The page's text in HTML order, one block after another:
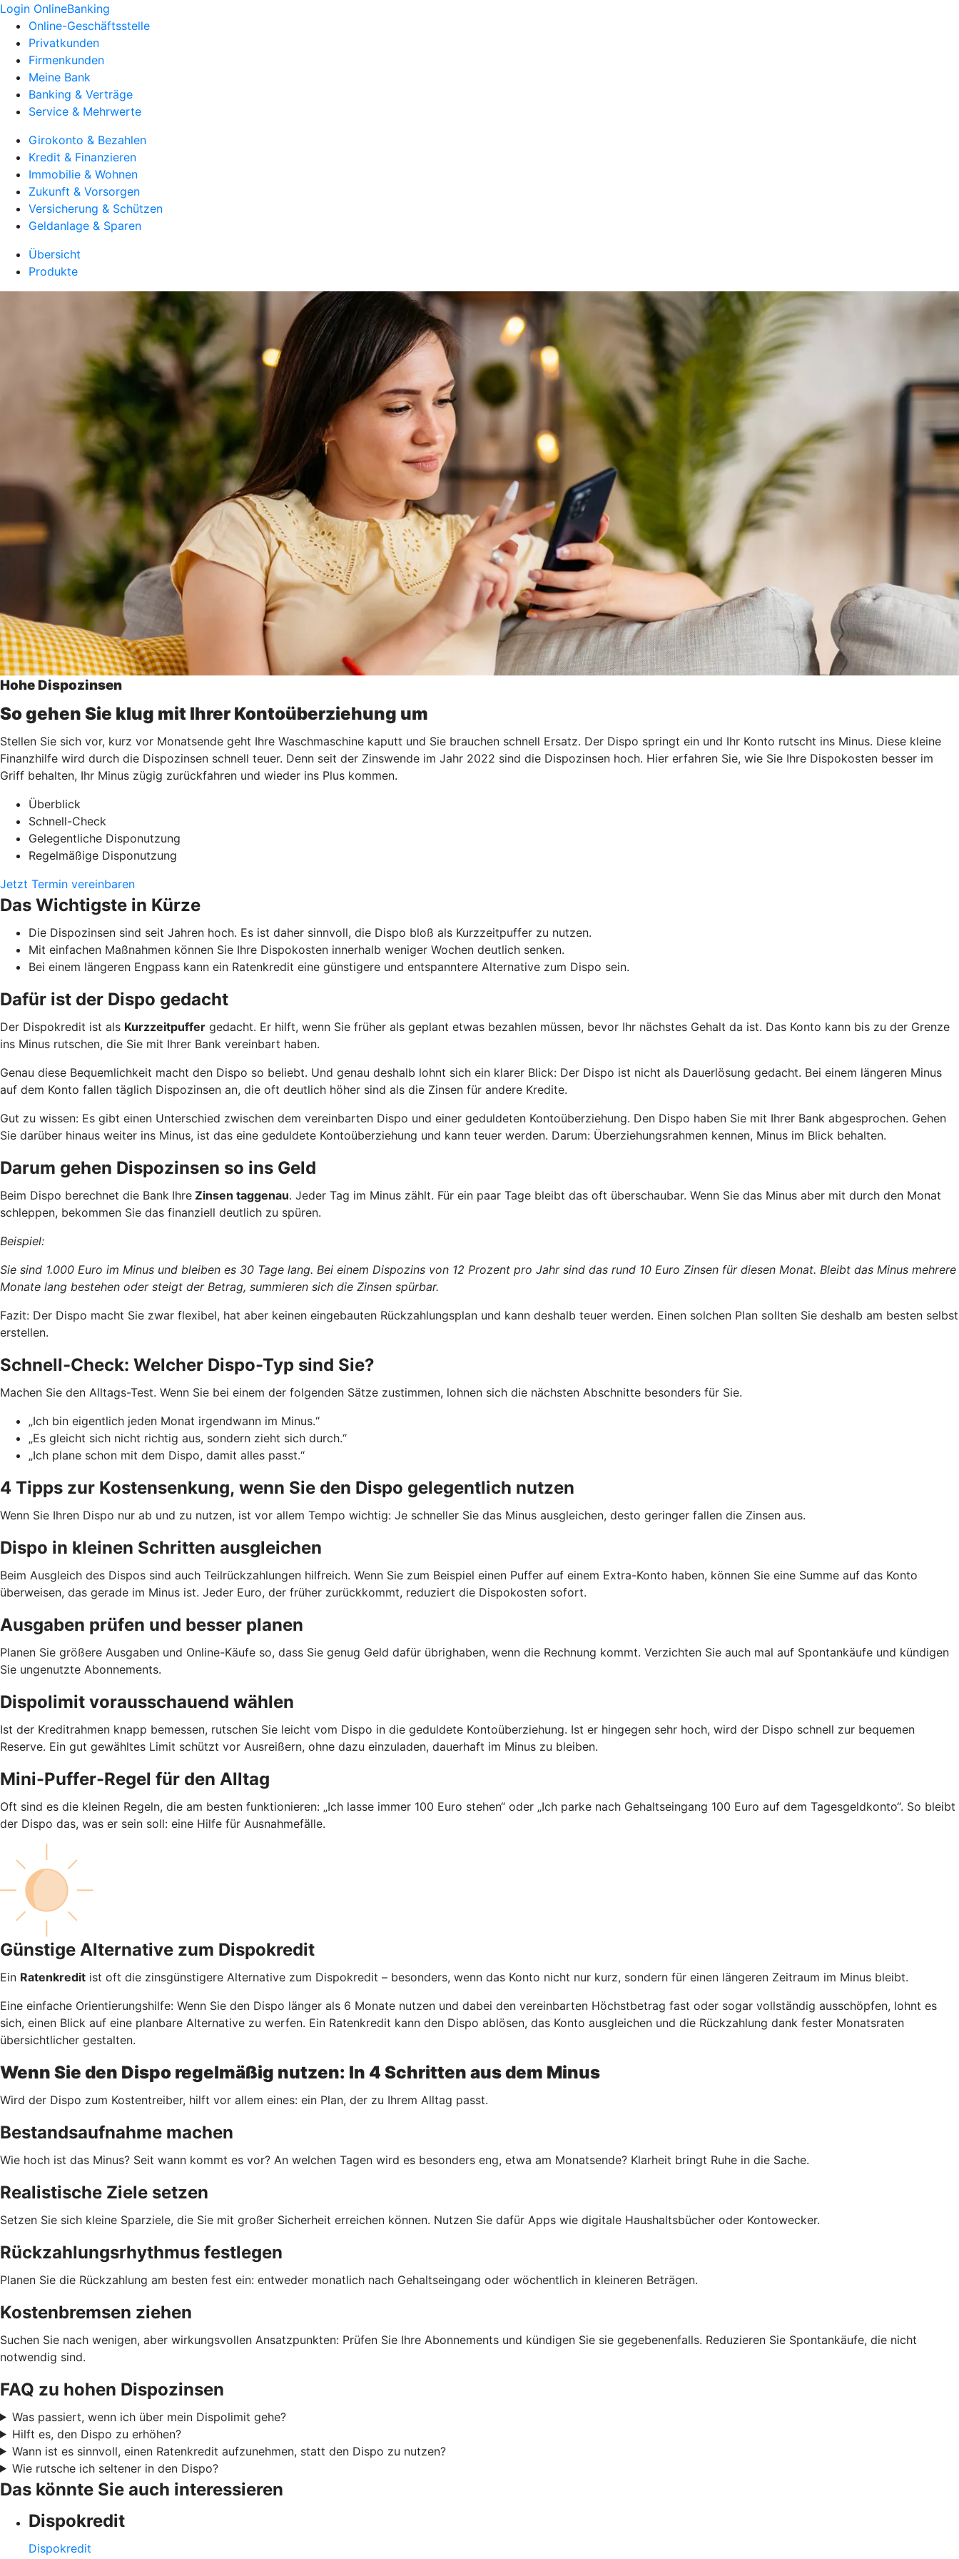
Login OnlineBanking
Online-Geschäftsstelle
Privatkunden
Firmenkunden
Meine Bank
Banking & Verträge
Service & Mehrwerte
Girokonto & Bezahlen
Kredit & Finanzieren
Immobilie & Wohnen
Zukunft & Vorsorgen
Versicherung & Schützen
Geldanlage & Sparen
Übersicht
Produkte
Hohe Dispozinsen
So gehen Sie klug mit Ihrer Kontoüberziehung um
Stellen Sie sich vor, kurz vor Monatsende geht Ihre Waschmaschine kaputt und Sie brauchen schnell Ersatz. Der Dispo springt ein und Ihr Konto rutscht ins Minus. Diese kleine
Finanzhilfe wird durch die Dispozinsen schnell teuer. Denn seit der Zinswende im Jahr 2022 sind die Dispozinsen hoch. Hier erfahren Sie, wie Sie Ihre Dispokosten besser im
Griff behalten, Ihr Minus zügig zurückfahren und wieder ins Plus kommen.
Überblick
Schnell-Check
Gelegentliche Disponutzung
Regelmäßige Disponutzung
Jetzt Termin vereinbaren
Das Wichtigste in Kürze
Die Dispozinsen sind seit Jahren hoch. Es ist daher sinnvoll, die Dispo bloß als Kurzzeitpuffer zu nutzen.
Mit einfachen Maßnahmen können Sie Ihre Dispokosten innerhalb weniger Wochen deutlich senken.
Bei einem längeren Engpass kann ein Ratenkredit eine günstigere und entspanntere Alternative zum Dispo sein.
Dafür ist der Dispo gedacht
Der Dispokredit ist als Kurzzeitpuffer gedacht. Er hilft, wenn Sie früher als geplant etwas bezahlen müssen, bevor Ihr nächstes Gehalt da ist. Das Konto kann bis zu der Grenze
ins Minus rutschen, die Sie mit Ihrer Bank vereinbart haben.
Genau diese Bequemlichkeit macht den Dispo so beliebt. Und genau deshalb lohnt sich ein klarer Blick: Der Dispo ist nicht als Dauerlösung gedacht. Bei einem längeren Minus
auf dem Konto fallen täglich Dispozinsen an, die oft deutlich höher sind als die Zinsen für andere Kredite.
Gut zu wissen: Es gibt einen Unterschied zwischen dem vereinbarten Dispo und einer geduldeten Kontoüberziehung. Den Dispo haben Sie mit Ihrer Bank abgesprochen. Gehen
Sie darüber hinaus weiter ins Minus, ist das eine geduldete Kontoüberziehung und kann teuer werden. Darum: Überziehungsrahmen kennen, Minus im Blick behalten.
Darum gehen Dispozinsen so ins Geld
Beim Dispo berechnet die Bank Ihre Zinsen taggenau. Jeder Tag im Minus zählt. Für ein paar Tage bleibt das oft überschaubar. Wenn Sie das Minus aber mit durch den Monat
schleppen, bekommen Sie das finanziell deutlich zu spüren.
Beispiel:
Sie sind 1.000 Euro im Minus und bleiben es 30 Tage lang. Bei einem Dispozins von 12 Prozent pro Jahr sind das rund 10 Euro Zinsen für diesen Monat. Bleibt das Minus mehrere
Monate lang bestehen oder steigt der Betrag, summieren sich die Zinsen spürbar.
Fazit: Der Dispo macht Sie zwar flexibel, hat aber keinen eingebauten Rückzahlungsplan und kann deshalb teuer werden. Einen solchen Plan sollten Sie deshalb am besten selbst
erstellen.
Schnell-Check: Welcher Dispo-Typ sind Sie?
Machen Sie den Alltags-Test. Wenn Sie bei einem der folgenden Sätze zustimmen, lohnen sich die nächsten Abschnitte besonders für Sie.
„Ich bin eigentlich jeden Monat irgendwann im Minus.“
„Es gleicht sich nicht richtig aus, sondern zieht sich durch.“
„Ich plane schon mit dem Dispo, damit alles passt.“
4 Tipps zur Kostensenkung, wenn Sie den Dispo gelegentlich nutzen
Wenn Sie Ihren Dispo nur ab und zu nutzen, ist vor allem Tempo wichtig: Je schneller Sie das Minus ausgleichen, desto geringer fallen die Zinsen aus.
Dispo in kleinen Schritten ausgleichen
Beim Ausgleich des Dispos sind auch Teilrückzahlungen hilfreich. Wenn Sie zum Beispiel einen Puffer auf einem Extra-Konto haben, können Sie eine Summe auf das Konto
überweisen, das gerade im Minus ist. Jeder Euro, der früher zurückkommt, reduziert die Dispokosten sofort.
Ausgaben prüfen und besser planen
Planen Sie größere Ausgaben und Online-Käufe so, dass Sie genug Geld dafür übrighaben, wenn die Rechnung kommt. Verzichten Sie auch mal auf Spontankäufe und kündigen
Sie ungenutzte Abonnements.
Dispolimit vorausschauend wählen
Ist der Kreditrahmen knapp bemessen, rutschen Sie leicht vom Dispo in die geduldete Kontoüberziehung. Ist er hingegen sehr hoch, wird der Dispo schnell zur bequemen
Reserve. Ein gut gewähltes Limit schützt vor Ausreißern, ohne dazu einzuladen, dauerhaft im Minus zu bleiben.
Mini-Puffer-Regel für den Alltag
Oft sind es die kleinen Regeln, die am besten funktionieren: „Ich lasse immer 100 Euro stehen“ oder „Ich parke nach Gehaltseingang 100 Euro auf dem Tagesgeldkonto“. So bleibt
der Dispo das, was er sein soll: eine Hilfe für Ausnahmefälle.
Günstige Alternative zum Dispokredit
Ein Ratenkredit ist oft die zinsgünstigere Alternative zum Dispokredit – besonders, wenn das Konto nicht nur kurz, sondern für einen längeren Zeitraum im Minus bleibt.
Eine einfache Orientierungshilfe: Wenn Sie den Dispo länger als 6 Monate nutzen und dabei den vereinbarten Höchstbetrag fast oder sogar vollständig ausschöpfen, lohnt es
sich, einen Blick auf eine planbare Alternative zu werfen. Ein Ratenkredit kann den Dispo ablösen, das Konto ausgleichen und die Rückzahlung dank fester Monatsraten
übersichtlicher gestalten.
Wenn Sie den Dispo regelmäßig nutzen: In 4 Schritten aus dem Minus
Wird der Dispo zum Kostentreiber, hilft vor allem eines: ein Plan, der zu Ihrem Alltag passt.
Bestandsaufnahme machen
Wie hoch ist das Minus? Seit wann kommt es vor? An welchen Tagen wird es besonders eng, etwa am Monatsende? Klarheit bringt Ruhe in die Sache.
Realistische Ziele setzen
Setzen Sie sich kleine Sparziele, die Sie mit großer Sicherheit erreichen können. Nutzen Sie dafür Apps wie digitale Haushaltsbücher oder Kontowecker.
Rückzahlungsrhythmus festlegen
Planen Sie die Rückzahlung am besten fest ein: entweder monatlich nach Gehaltseingang oder wöchentlich in kleineren Beträgen.
Kostenbremsen ziehen
Suchen Sie nach wenigen, aber wirkungsvollen Ansatzpunkten: Prüfen Sie Ihre Abonnements und kündigen Sie sie gegebenenfalls. Reduzieren Sie Spontankäufe, die nicht
notwendig sind.
FAQ zu hohen Dispozinsen
Was passiert, wenn ich über mein Dispolimit gehe?
Hilft es, den Dispo zu erhöhen?
Wann ist es sinnvoll, einen Ratenkredit aufzunehmen, statt den Dispo zu nutzen?
Wie rutsche ich seltener in den Dispo?
Das könnte Sie auch interessieren
Dispokredit
Dispokredit